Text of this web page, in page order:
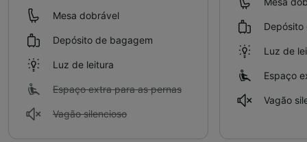
Mesa dobrável
Depósito de bagagem
Luz de leitura
Espaço extra para as pernas
Vagão silencioso
Luz de
Espaço
Vagão